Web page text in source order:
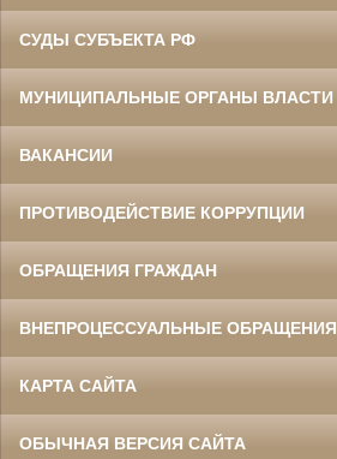
СУДЫ СУБЪЕКТА РФ
МУНИЦИПАЛЬНЫЕ ОРГАНЫ ВЛАСТИ
ВАКАНСИИ
ПРОТИВОДЕЙСТВИЕ КОРРУПЦИИ
ОБРАЩЕНИЯ ГРАЖДАН
ВНЕПРОЦЕССУАЛЬНЫЕ ОБРАЩЕНИЯ
КАРТА САЙТА
ОБЫЧНАЯ ВЕРСИЯ САЙТА